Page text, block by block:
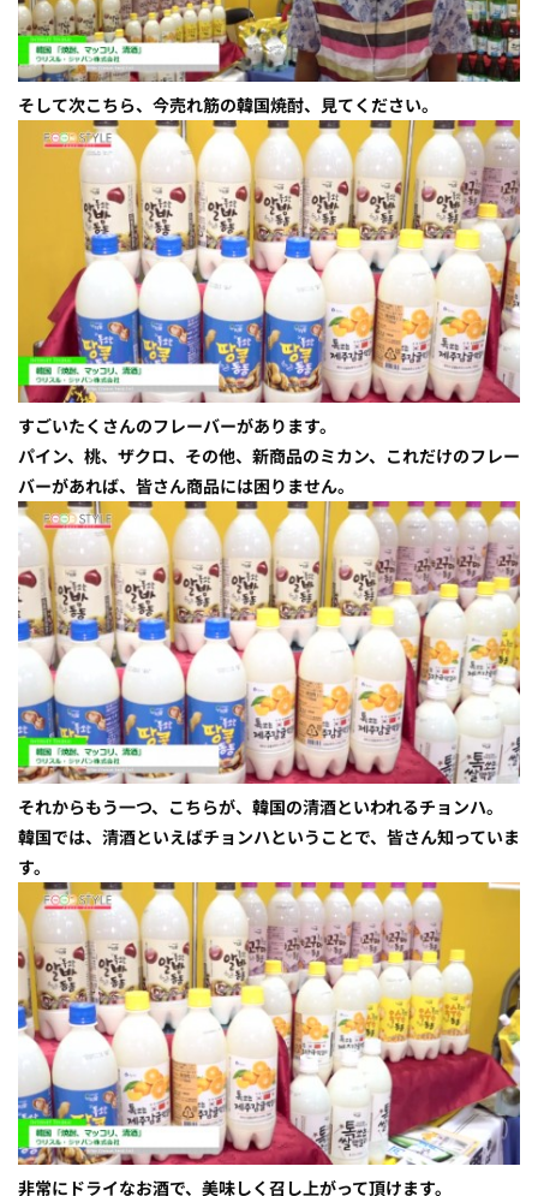
そして次こちら、今売れ筋の韓国焼酎、見てください。
すごいたくさんのフレーバーがあります。
パイン、桃、ザクロ、その他、新商品のミカン、これだけのフレー
バーがあれば、皆さん商品には困りません。
それからもう一つ、こちらが、韓国の清酒といわれるチョンハ。
韓国では、清酒といえばチョンハということで、皆さん知っていま
す。
非常にドライなお酒で、美味しく召し上がって頂けます。